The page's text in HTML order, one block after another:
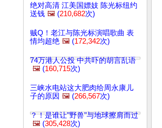
绝对高清 江美国嫖妓 陈光标纽约
送钱 🖼️ (210,682次)
贼Q！老江与陈光标演唱歌曲 表
情均超绝 🖼️ (172,342次)
74万港人公投 中共吓的胡言乱语
🖼️ (160,715次)
三峡水电站这大肥肉给周永康儿
子的原因 🖼️ (266,567次)
？！是谁让"野兽"与地球擦肩而过
🖼️ (305,428次)